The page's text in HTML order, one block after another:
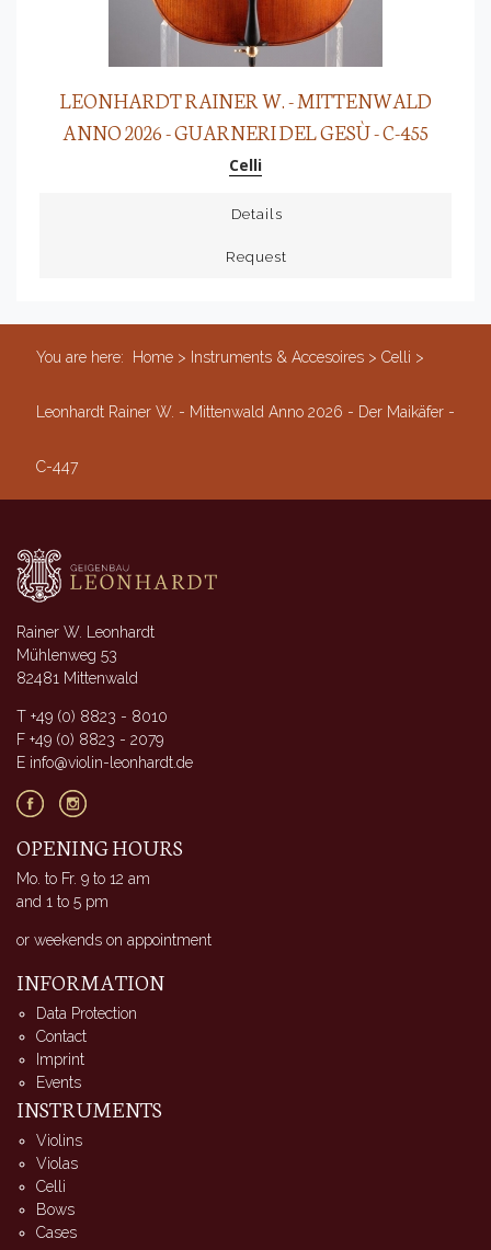
LEONHARDT RAINER W. - MITTENWALD
ANNO 2026 - GUARNERI DEL GESÙ - C-455
Celli
Details
Request
You are here: Home > Instruments & Accesoires > Celli >
Leonhardt Rainer W. - Mittenwald Anno 2026 - Der Maikäfer -
C-447
Rainer W. Leonhardt
Mühlenweg 53
82481 Mittenwald
T +49 (0) 8823 - 8010
F +49 (0) 8823 - 2079
E info@violin-leonhardt.de
OPENING HOURS
Mo. to Fr. 9 to 12 am
and 1 to 5 pm
or weekends on appointment
INFORMATION
Data Protection
Contact
Imprint
Events
INSTRUMENTS
Violins
Violas
Celli
Bows
Cases